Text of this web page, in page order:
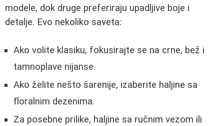
modele, dok druge preferiraju upadljive boje i
detalje. Evo nekoliko saveta:
Ako volite klasiku, fokusirajte se na crne, bež i
tamnoplave nijanse.
Ako želite nešto šarenije, izaberite haljine sa
floralnim dezenima.
Za posebne prilike, haljine sa ručnim vezom ili